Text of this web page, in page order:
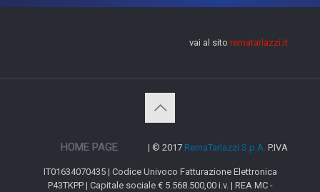
vai al sito rematarlazzi.it
HOME PAGE | © 2017 RemaTarlazzi S.p.A. P.IVA
IT01634070435 | Codice Univoco Fatturazione Elettronica
P43TKPP | Capitale sociale € 5.568.500,00 i.v. | REA MC -